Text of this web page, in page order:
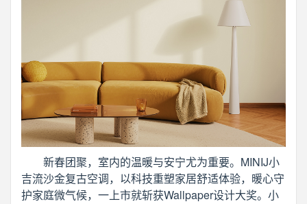
新春团聚，室内的温暖与安宁尤为重要。MINIJ小
吉流沙金复古空调，以科技重塑家居舒适体验，暖心守
护家庭微气候，一上市就斩获Wallpaper设计大奖。小